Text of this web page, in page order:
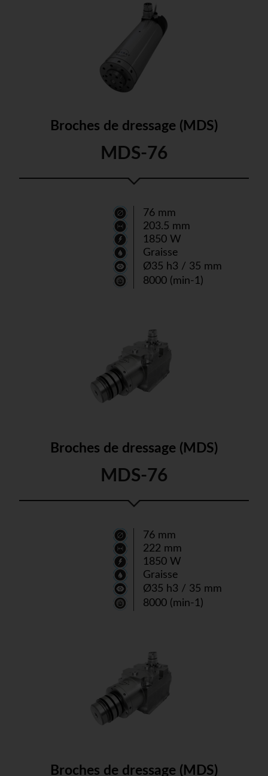
Broches de dressage (MDS)
MDS-76
76 mm
203.5 mm
1850 W
Graisse
Ø35 h3 / 35 mm
8000 (min-1)
Broches de dressage (MDS)
MDS-76
76 mm
222 mm
1850 W
Graisse
Ø35 h3 / 35 mm
8000 (min-1)
Broches de dressage (MDS)